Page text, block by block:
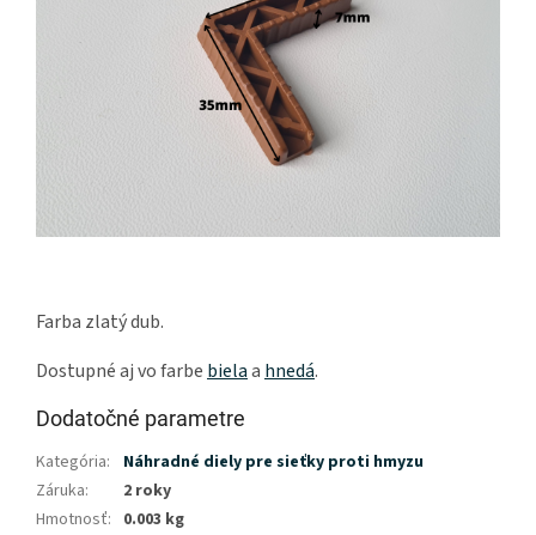
Farba zlatý dub.
Dostupné aj vo farbe bielaa hnedá.
Dodatočné parametre
Kategória:
Náhradné diely pre sieťky proti hmyzu
Záruka:
2 roky
Hmotnosť: 0.003 kg